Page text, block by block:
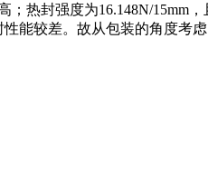
热封强度为16.148N/
能较差。故从包装的角度考